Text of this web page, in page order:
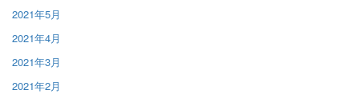
2021年5月
2021年4月
2021年3月
2021年2月